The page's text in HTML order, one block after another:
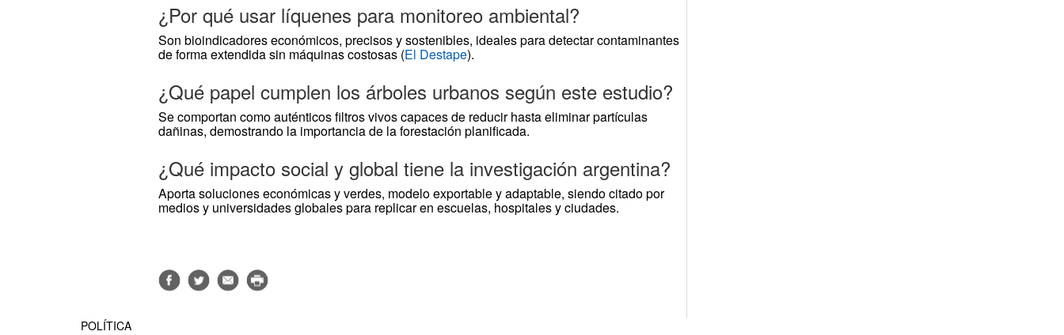
¿Por qué usar líquenes para monitoreo ambiental?
Son bioindicadores económicos, precisos y sostenibles, ideales para detectar contaminantes
de forma extendida sin máquinas costosas (El Destape).
¿Qué papel cumplen los árboles urbanos según este estudio?
Se comportan como auténticos filtros vivos capaces de reducir hasta eliminar partículas
dañinas, demostrando la importancia de la forestación planificada.
¿Qué impacto social y global tiene la investigación argentina?
Aporta soluciones económicas y verdes, modelo exportable y adaptable, siendo citado por
medios y universidades globales para replicar en escuelas, hospitales y ciudades.
POLÍTICA